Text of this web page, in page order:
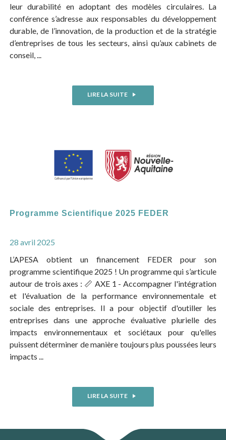
leur durabilité en adoptant des modèles circulaires. La
conférence s’adresse aux responsables du développement
durable, de l’innovation, de la production et de la stratégie
d’entreprises de tous les secteurs, ainsi qu’aux cabinets de
conseil, ...
LIRE LA SUITE
Programme Scientifique 2025 FEDER
28 avril 2025
L’APESA obtient un financement FEDER pour son
programme scientifique 2025 ! Un programme qui s’articule
autour de trois axes : 📏 AXE 1 - Accompagner l'intégration
et l'évaluation de la performance environnementale et
sociale des entreprises. Il a pour objectif d'outiller les
entreprises dans une approche évaluative plurielle des
impacts environnementaux et sociétaux pour qu'elles
puissent déterminer de manière toujours plus poussées leurs
impacts ...
LIRE LA SUITE